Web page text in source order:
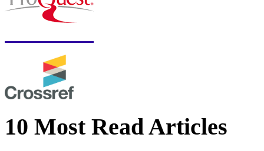
10 Most Read Articles